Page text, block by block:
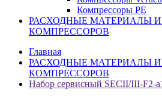
Компрессоры PE
РАСХОДНЫЕ МАТЕРИАЛЫ
КОМПРЕССОРОВ
Главная
РАСХОДНЫЕ МАТЕРИАЛЫ
КОМПРЕССОРОВ
Набор сервисный SECII/III-F2-